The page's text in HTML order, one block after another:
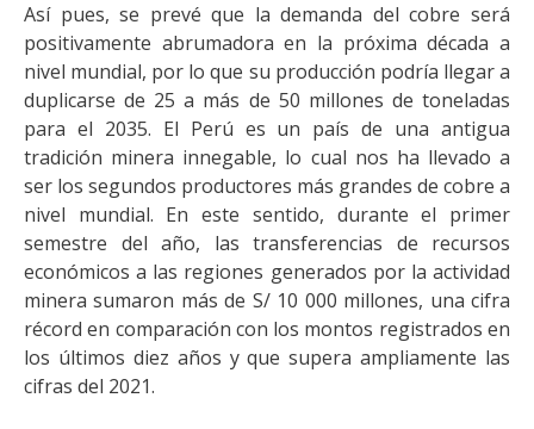
Así pues, se prevé que la demanda del cobre será
positivamente abrumadora en la próxima década a
nivel mundial, por lo que su producción podría llegar a
duplicarse de 25 a más de 50 millones de toneladas
para el 2035. El Perú es un país de una antigua
tradición minera innegable, lo cual nos ha llevado a
ser los segundos productores más grandes de cobre a
nivel mundial. En este sentido, durante el primer
semestre del año, las transferencias de recursos
económicos a las regiones generados por la actividad
minera sumaron más de S/ 10 000 millones, una cifra
récord en comparación con los montos registrados en
los últimos diez años y que supera ampliamente las
cifras del 2021.